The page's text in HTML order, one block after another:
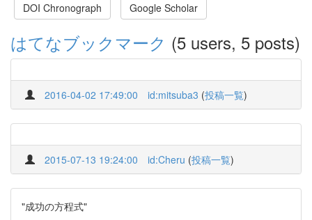
DOI Chronograph Google Scholar
はてなブックマーク (5 users, 5 posts)
2016-04-02 17:49:00 id:mitsuba3 (投稿一覧)
2015-07-13 19:24:00 id:Cheru (投稿一覧)
"成功の方程式"